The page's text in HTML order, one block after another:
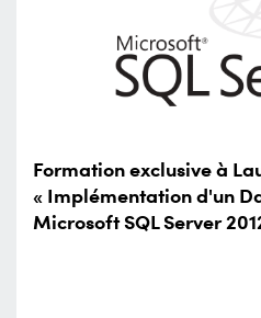
Formation exclusive à
« Implémentation d'un
Microsoft SQL Server